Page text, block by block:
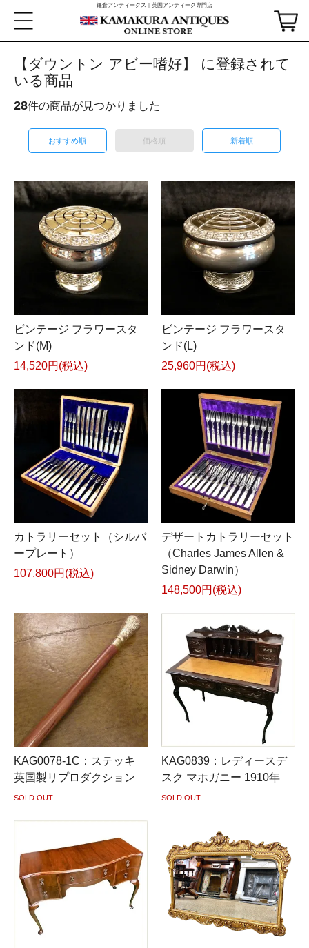
鎌倉アンティークス｜英国アンティーク専門店
【ダウントン アビー嗜好】 に登録されて
いる商品
28件の商品が見つかりました
おすすめ順 価格順 新着順
ビンテージ フラワースタ
ンド(M)
14,520円(税込)
ビンテージ フラワースタ
ンド(L)
25,960円(税込)
カトラリーセット（シルバ
ープレート）
107,800円(税込)
デザートカトラリーセット
（Charles James Allen &
Sidney Darwin）
148,500円(税込)
KAG0078-1C：ステッキ
英国製リプロダクション
SOLD OUT
KAG0839：レディースデ
スク マホガニー 1910年
SOLD OUT